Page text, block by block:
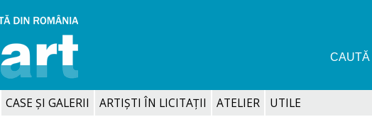
CAUTĂ
CASE ȘI GALERII ARTIȘTI ÎN LICITAȚII ATELIER UTILE